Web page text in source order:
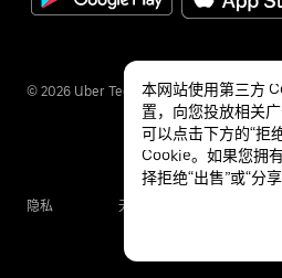
© 2026 Uber Technologies Inc.
隐私 无障碍服务
本网站使用第三方
置，向您投放相关
可以点击下方的“拒
Cookie。如果您拥
择拒绝“出售”或“分